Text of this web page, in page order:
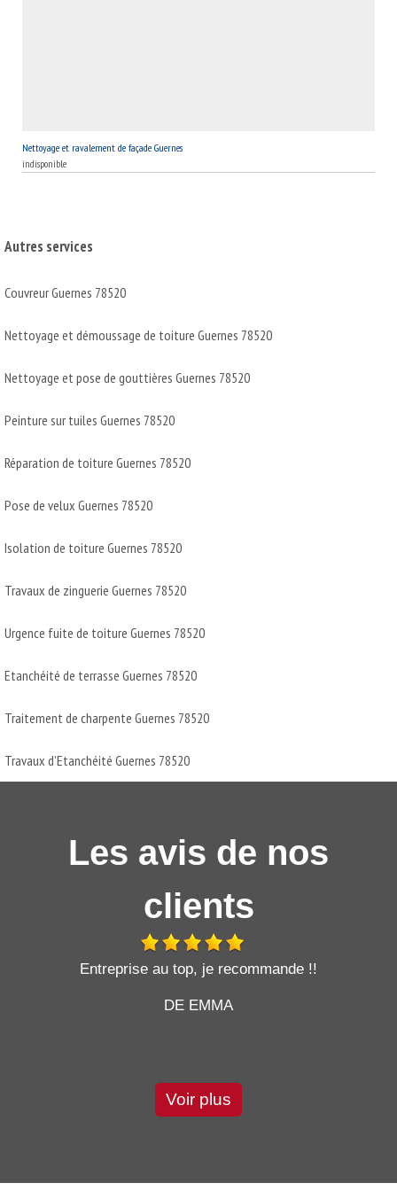
Nettoyage et ravalement de façade Guernes
indisponible
Autres services
Couvreur Guernes 78520
Nettoyage et démoussage de toiture Guernes 78520
Nettoyage et pose de gouttières Guernes 78520
Peinture sur tuiles Guernes 78520
Réparation de toiture Guernes 78520
Pose de velux Guernes 78520
Isolation de toiture Guernes 78520
Travaux de zinguerie Guernes 78520
Urgence fuite de toiture Guernes 78520
Etanchéité de terrasse Guernes 78520
Traitement de charpente Guernes 78520
Travaux d'Etanchéité Guernes 78520
Les avis de nos
clients
Entreprise au top, je recommande !!
DE EMMA
Voir plus